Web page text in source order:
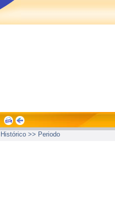
Histórico >> Periodo